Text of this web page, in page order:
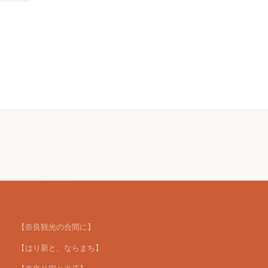
【奈良観光の合間に】
【はり新と、ならまち】